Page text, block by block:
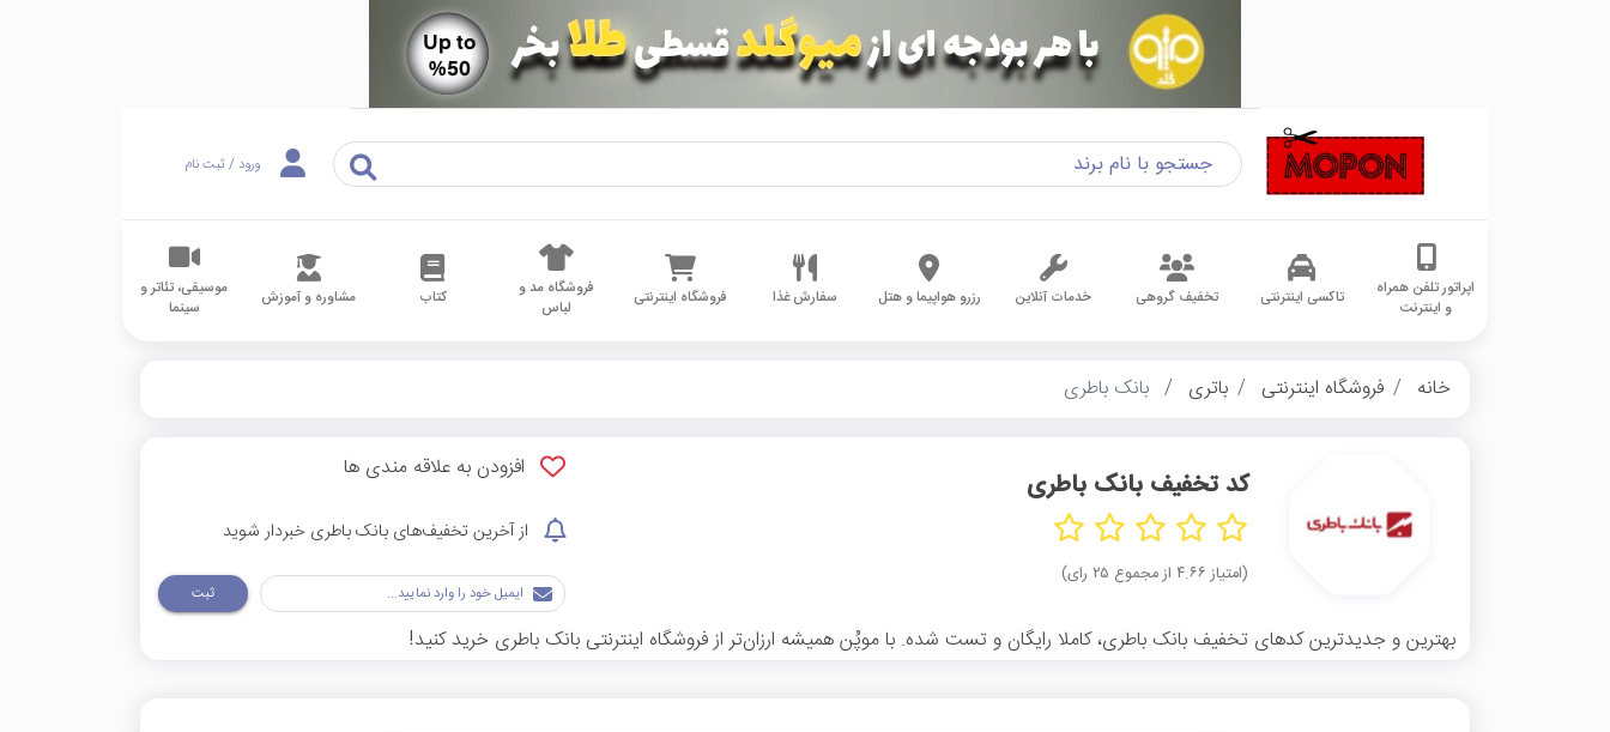
ورود / ثبت نام
اپراتور تلفن همراه
و اینترنت
تاکسی اینترنتی تخفیف گروهی خدمات آنلاین رزرو هواپیما و هتل سفارش غذا فروشگاه اینترنتی
فروشگاه مد و
لباس
کتاب مشاوره و آموزش
موسیقی، تئاتر و
سینما
خانه فروشگاه اینترنتی باتری بانک باطری
کد تخفیف بانک باطری
(امتیاز ۴.۶۶ از مجموع ۲۵ رای)
افزودن به علاقه مندی ها
از آخرین تخفیف‌های بانک باطری خبردار شوید
ثبت
بهترین و جدیدترین کدهای تخفیف بانک باطری، کاملا رایگان و تست شده. با موپُن همیشه ارزان‌تر از فروشگاه اینترنتی بانک باطری خرید کنید!